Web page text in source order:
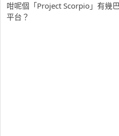
咁呢個「Project Scorpio」有幾
平台？